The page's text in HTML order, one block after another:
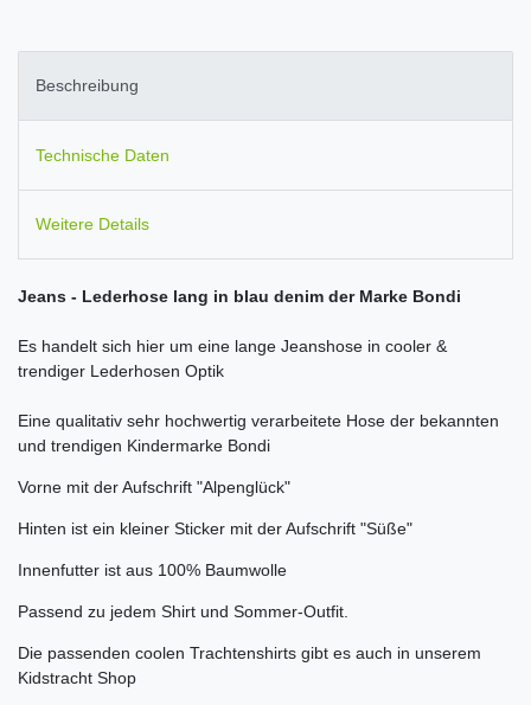
Beschreibung
Technische Daten
Weitere Details
Jeans - Lederhose lang in blau denim der Marke Bondi
Es handelt sich hier um eine lange Jeanshose in cooler &
trendiger Lederhosen Optik
Eine qualitativ sehr hochwertig verarbeitete Hose der bekannten
und trendigen Kindermarke Bondi
Vorne mit der Aufschrift "Alpenglück"
Hinten ist ein kleiner Sticker mit der Aufschrift "Süße"
Innenfutter ist aus 100% Baumwolle
Passend zu jedem Shirt und Sommer-Outfit.
Die passenden coolen Trachtenshirts gibt es auch in unserem
Kidstracht Shop